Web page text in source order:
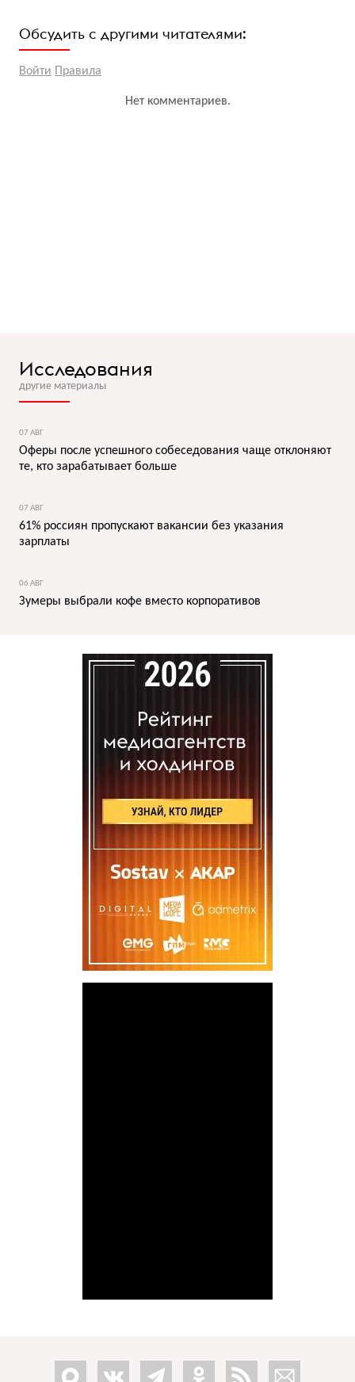
Обсудить с другими читателями:
Войти Правила
Нет комментариев.
Исследования
другие материалы
07 АВГ
Оферы после успешного собеседования чаще отклоняют
те, кто зарабатывает больше
07 АВГ
61% россиян пропускают вакансии без указания
зарплаты
06 АВГ
Зумеры выбрали кофе вместо корпоративов